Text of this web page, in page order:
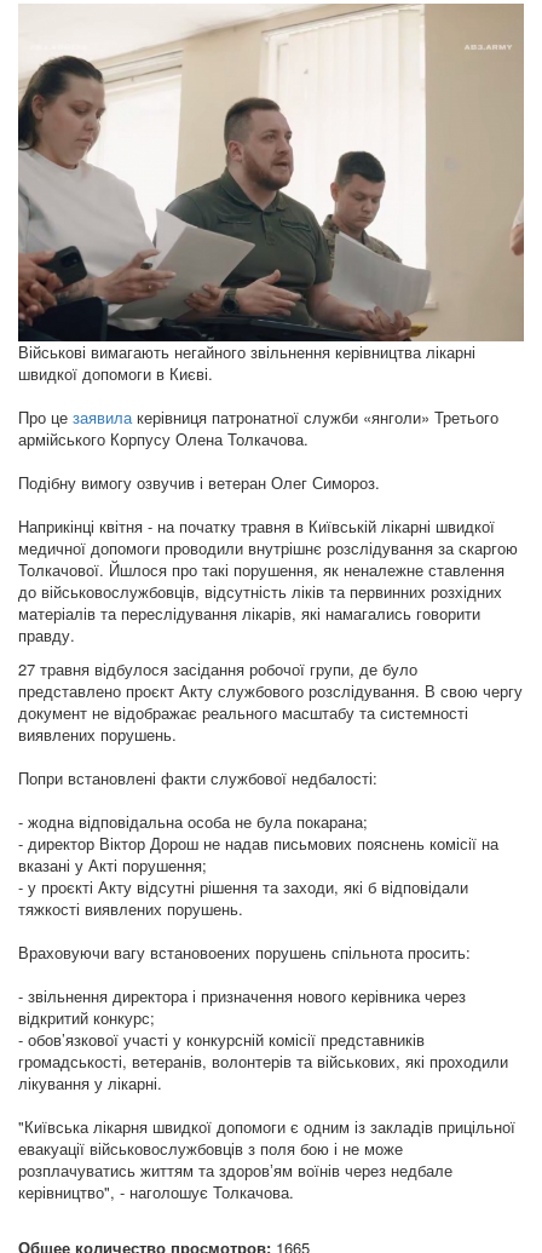
Військові вимагають негайного звільнення керівництва лікарні
швидкої допомоги в Києві.
Про це заявила керівниця патронатної служби «янголи» Третього
армійського Корпусу Олена Толкачова.
Подібну вимогу озвучив і ветеран Олег Симороз.
Наприкінці квітня - на початку травня в Київській лікарні швидкої
медичної допомоги проводили внутрішнє розслідування за скаргою
Толкачової. Йшлося про такі порушення, як неналежне ставлення
до військовослужбовців, відсутність ліків та первинних розхідних
матеріалів та переслідування лікарів, які намагались говорити
правду.
27 травня відбулося засідання робочої групи, де було
представлено проєкт Акту службового розслідування. В свою чергу
документ не відображає реального масштабу та системності
виявлених порушень.
Попри встановлені факти службової недбалості:
- жодна відповідальна особа не була покарана;
- директор Віктор Дорош не надав письмових пояснень комісії на
вказані у Акті порушення;
- у проєкті Акту відсутні рішення та заходи, які б відповідали
тяжкості виявлених порушень.
Враховуючи вагу встановоених порушень спільнота просить:
- звільнення директора і призначення нового керівника через
відкритий конкурс;
- обов’язкової участі у конкурсній комісії представників
громадськості, ветеранів, волонтерів та військових, які проходили
лікування у лікарні.
"Київська лікарня швидкої допомоги є одним із закладів прицільної
евакуації військовослужбовців з поля бою і не може
розплачуватись життям та здоровʼям воїнів через недбале
керівництво", - наголошує Толкачова.
Общее количество просмотров: 1665